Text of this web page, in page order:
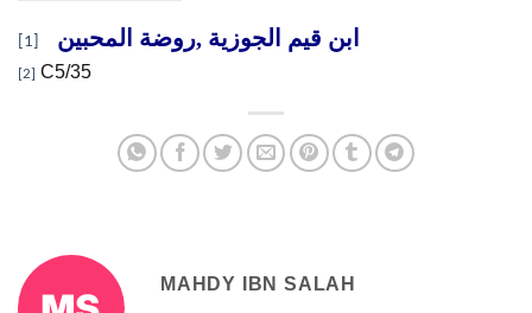
[1] روضة المحبين, ابن قيم الجوزية
[2] C5/35
MAHDY IBN SALAH